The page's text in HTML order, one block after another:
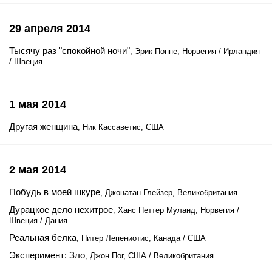
29 апреля 2014
Тысячу раз "спокойной ночи", Эрик Поппе, Норвегия / Ирландия
/ Швеция
1 мая 2014
Другая женщина, Ник Кассаветис, США
2 мая 2014
Побудь в моей шкуре, Джонатан Глейзер, Великобритания
Дурацкое дело нехитрое, Ханс Петтер Муланд, Норвегия /
Швеция / Дания
Реальная белка, Питер Лепениотис, Канада / США
Эксперимент: Зло, Джон Пог, США / Великобритания